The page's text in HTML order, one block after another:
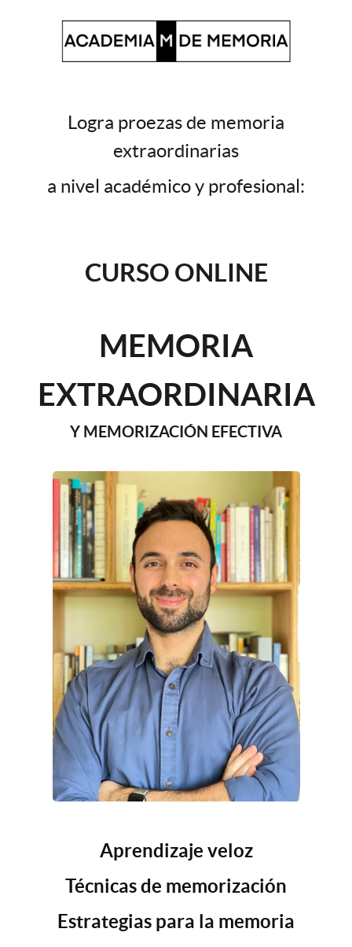
Logra proezas de memoria
extraordinarias
a nivel académico y profesional:
CURSO ONLINE
MEMORIA
EXTRAORDINARIA
Y MEMORIZACIÓN EFECTIVA
Aprendizaje veloz
Técnicas de memorización
Estrategias para la memoria